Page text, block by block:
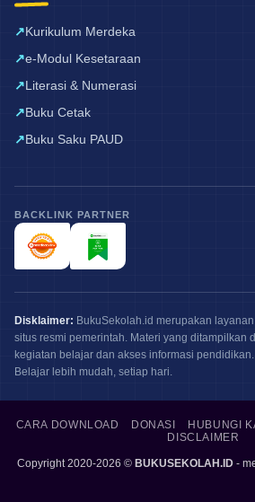
Kurikulum Merdeka
e-Modul Kesetaraan
Literasi & Numerasi
Buku Cetak
Buku Saku PAUD
BACKLINK PARTNER
Disklaimer: BukuSekolah.id merupakan
situs resmi pemerintah. Materi yang ditampilkan
kegiatan belajar dan akses informasi pendidikan.
Belajar lebih mudah, setiap hari.
CARA DOWNLOAD DONASI HUBUNGI
DISCLAIMER
Copyright 2020-2026 © BUKUSEKOLAH.ID -